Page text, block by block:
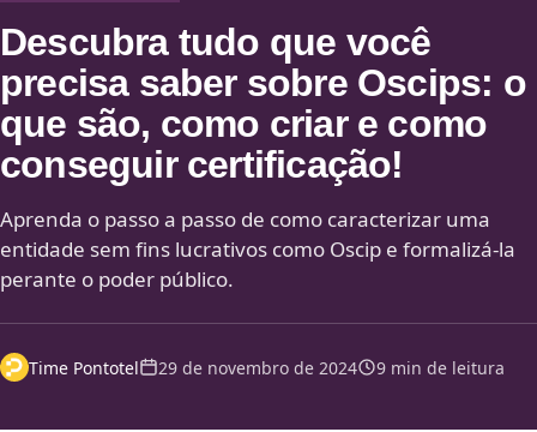
Descubra tudo que você
precisa saber sobre Oscips: o
que são, como criar e como
conseguir certificação!
Aprenda o passo a passo de como caracterizar uma
entidade sem fins lucrativos como Oscip e formalizá-la
perante o poder público.
Time Pontotel 29 de novembro de 2024 9 min de leitura